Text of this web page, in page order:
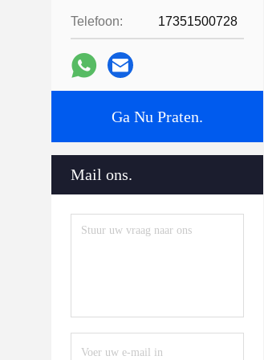
Telefoon: 17351500728
Ga Nu Praten.
Mail ons.